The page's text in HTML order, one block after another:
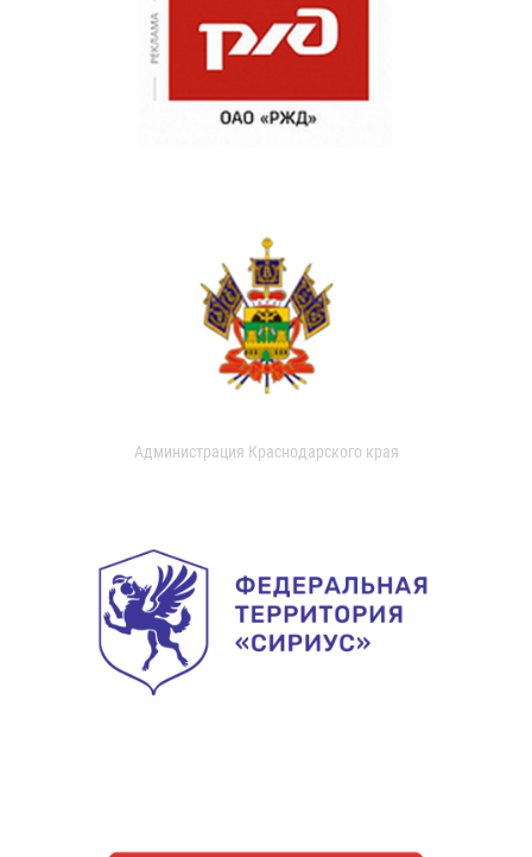
Администрация Краснодарского края